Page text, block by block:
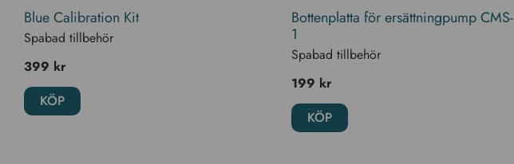
Blue Calibration Kit
Spabad tillbehör
399 kr
KÖP
Bottenplatta för ersättningpump CMS-
1
Spabad tillbehör
199 kr
KÖP